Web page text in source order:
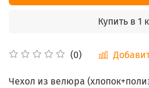
(0)
Купить в 1
Чехол из велюра